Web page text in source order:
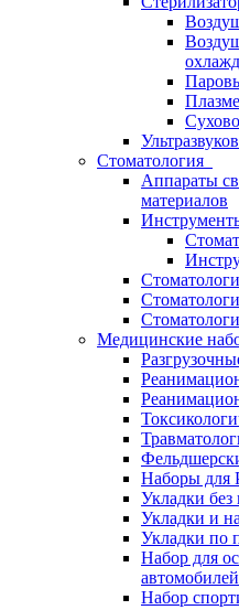
Стоматология
Аппараты
материалов
Медицинские
Наборы
Укладки
Укладки и
Укладки по
Набор для
автомобилей
Набор